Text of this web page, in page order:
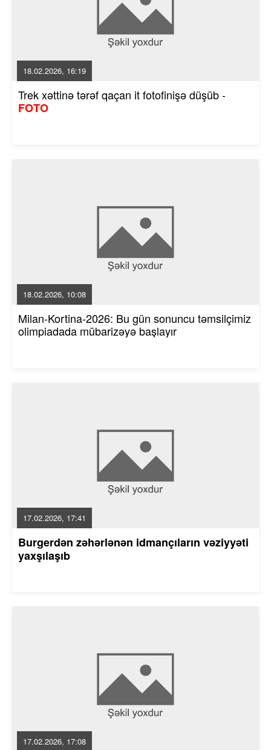
18.02.2026, 16:19
Trek xəttinə tərəf qaçan it fotofinişə düşüb -
FOTO
18.02.2026, 10:08
Milan-Kortina-2026: Bu gün sonuncu təmsilçimiz
olimpiadada mübarizəyə başlayır
17.02.2026, 17:41
Burgerdən zəhərlənən idmançıların vəziyyəti
yaxşılaşıb
17.02.2026, 17:08